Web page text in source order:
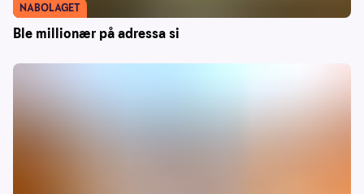
Ble millionær på adressa si
NABOLAGET